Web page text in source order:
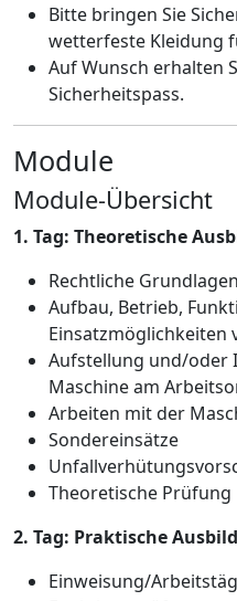
Bitte bringen Sie
wetterfeste Kleidung
Auf Wunsch erhalten
Sicherheitspass.
Module
Module-Übersicht
1. Tag: Theoretische
Rechtliche
Aufbau, Betrieb,
Einsatzmöglichkeiten
Aufstellung und/oder
Maschine am
Arbeiten mit der
Sondereinsätze
Theoretische Prüfung
2. Tag: Praktische
Einweisung/